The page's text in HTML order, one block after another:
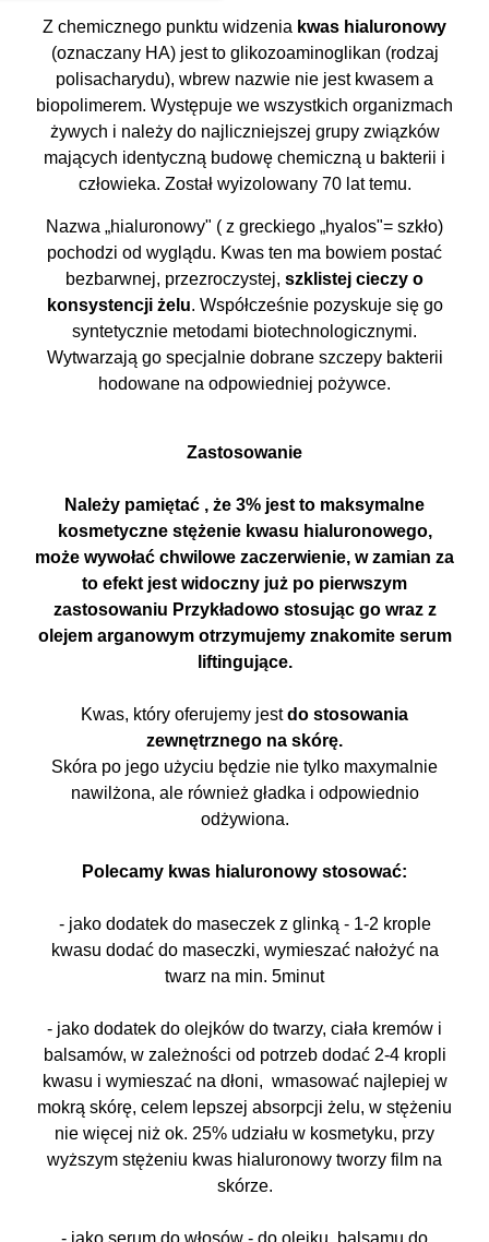
Z chemicznego punktu widzenia kwas hialuronowy
(oznaczany HA) jest to glikozoaminoglikan (rodzaj
polisacharydu), wbrew nazwie nie jest kwasem a
biopolimerem. Występuje we wszystkich organizmach
żywych i należy do najliczniejszej grupy związków
mających identyczną budowę chemiczną u bakterii i
człowieka. Został wyizolowany 70 lat temu.
Nazwa „hialuronowy" ( z greckiego „hyalos"= szkło)
pochodzi od wyglądu. Kwas ten ma bowiem postać
bezbarwnej, przezroczystej, szklistej cieczy o
konsystencji żelu. Współcześnie pozyskuje się go
syntetycznie metodami biotechnologicznymi.
Wytwarzają go specjalnie dobrane szczepy bakterii
hodowane na odpowiedniej pożywce.
Zastosowanie
Należy pamiętać , że 3% jest to maksymalne
kosmetyczne stężenie kwasu hialuronowego,
może wywołać chwilowe zaczerwienie, w zamian za
to efekt jest widoczny już po pierwszym
zastosowaniu Przykładowo stosując go wraz z
olejem arganowym otrzymujemy znakomite serum
liftingujące.
Kwas, który oferujemy jestdo stosowania
zewnętrznego na skórę.
Skóra po jego użyciu będzie nie tylko maxymalnie
nawilżona, ale również gładka i odpowiednio
odżywiona.
Polecamy kwas hialuronowy stosować:
- jako dodatek do maseczek z glinką - 1-2 krople
kwasu dodać do maseczki, wymieszać nałożyć na
twarz na min. 5minut
- jako dodatek do olejków do twarzy, ciała kremów i
balsamów, w zależności od potrzeb dodać 2-4 kropli
kwasu i wymieszać na dłoni, wmasować najlepiej w
mokrą skórę, celem lepszej absorpcji żelu, w stężeniu
nie więcej niż ok. 25% udziału w kosmetyku, przy
wyższym stężeniu kwas hialuronowy tworzy film na
skórze.
- jako serum do włosów - do olejku, balsamu do